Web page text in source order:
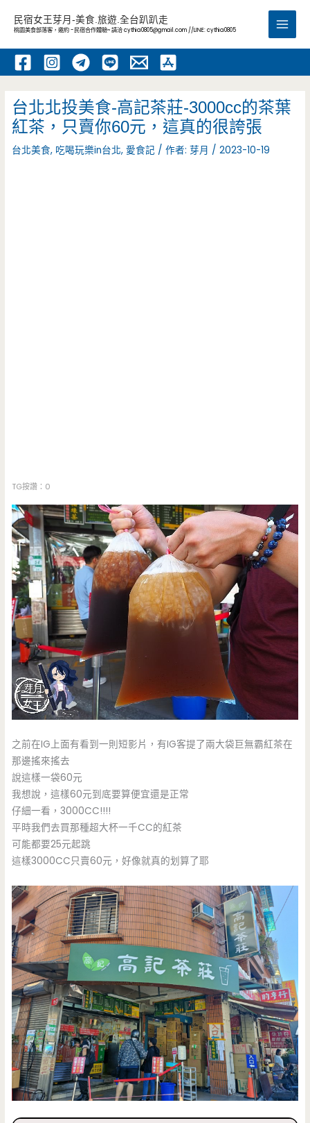
內
民宿女王芽月-美食.旅遊.全台趴趴走
桃園美食部落客，邀約 -民宿合作體驗~ 請洽cythia0805@gmail.com //LINE: cythia0805
Main
台北北投美食-高記茶莊-3000cc的茶葉
紅茶，只賣你60元，這真的很誇張
台北美食, 吃喝玩樂in台北, 愛食記 / 作者:芽月 /2023-10-19
TG按讚：0
之前在IG上面有看到一則短影片，有IG客提了兩大袋巨無霸紅茶在
那邊搖來搖去
說這樣一袋60元
我想說，這樣60元到底要算便宜還是正常
仔細一看，3000CC!!!!
平時我們去買那種超大杯一千CC的紅茶
可能都要25元起跳
這樣3000CC只賣60元，好像就真的划算了耶